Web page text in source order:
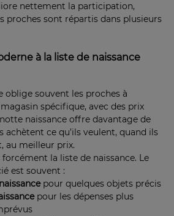
nettement la participation,
proches sont répartis dans plusieurs
à la liste de naissance
oblige souvent les proches à
spécifique, avec des prix
naissance offre davantage de
achètent ce qu’ils veulent, quand ils
au meilleur prix.
la liste de naissance. Le
est souvent :
pour quelques objets précis
pour les dépenses plus